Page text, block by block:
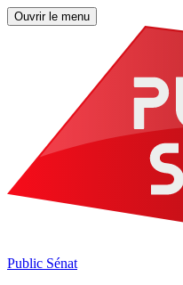
Ouvrir le menu
Public Sénat